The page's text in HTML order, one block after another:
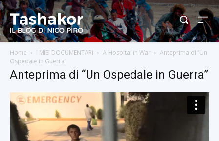
Home I MIEI DOCUMENTARI A Hospital in War
Anteprima di “Un
Ospedale in Guerra”
Anteprima di “Un Ospedale in Guerra”